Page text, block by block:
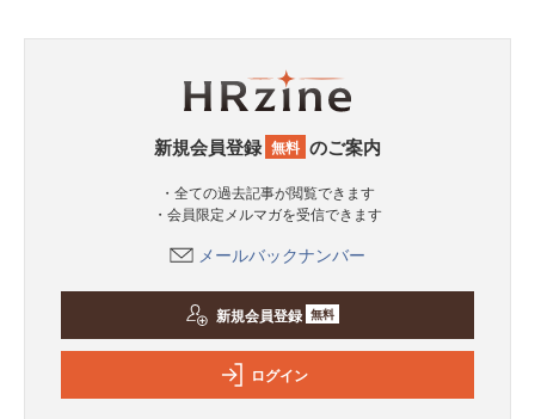
新規会員登録 無料 のご案内
・全ての過去記事が閲覧できます
・会員限定メルマガを受信できます
メールバックナンバー
新規会員登録 無料
ログイン